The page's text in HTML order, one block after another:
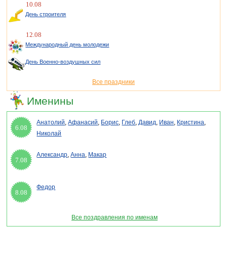
10.08
День строителя
12.08
Международный день молодежи
День Военно-воздушных сил
Все праздники
Именины
6.08
Анатолий,Афанасий, Борис, Глеб,Давид, Иван, Кристина,
Николай
7.08
Александр,Анна, Макар
8.08
Федор
Все поздравления по именам